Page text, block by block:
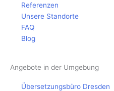
Referenzen
Unsere Standorte
FAQ
Blog
Angebote in der Umgebung
Übersetzungsbüro Dresden